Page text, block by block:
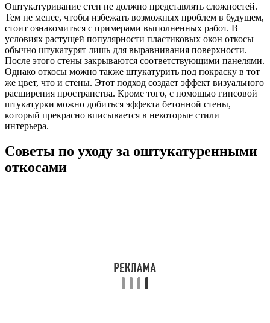
Оштукатуривание стен не должно представлять сложностей.
Тем не менее, чтобы избежать возможных проблем в будущем,
стоит ознакомиться с примерами выполненных работ. В
условиях растущей популярности пластиковых окон откосы
обычно штукатурят лишь для выравнивания поверхности.
После этого стены закрываются соответствующими панелями.
Однако откосы можно также штукатурить под покраску в тот
же цвет, что и стены. Этот подход создает эффект визуального
расширения пространства. Кроме того, с помощью гипсовой
штукатурки можно добиться эффекта бетонной стены,
который прекрасно вписывается в некоторые стили
интерьера.
Советы по уходу за оштукатуренными
откосами